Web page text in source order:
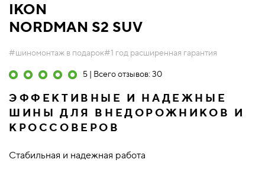
IKON
NORDMAN S2 SUV
#шиномонтаж в подарок#1 год расширенная гарантия
5 | Всего отзывов: 30
ЭФФЕКТИВНЫЕ И НАДЕЖНЫЕ
ШИНЫ ДЛЯ ВНЕДОРОЖНИКОВ И
КРОССОВЕРОВ
Стабильная и надежная работа